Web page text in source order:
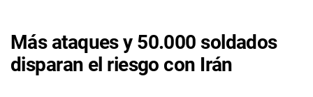
Más ataques y 50.000 soldados
disparan el riesgo con Irán